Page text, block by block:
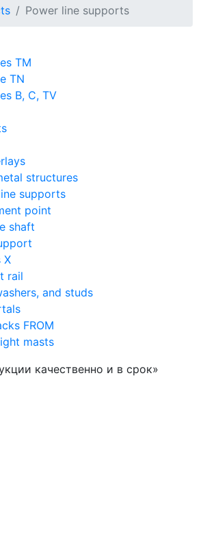
Power line supports
TM
TN
B, C, TV
structures
supports
point
shaft
X
rail
and studs
FROM
masts
качественно и в срок»